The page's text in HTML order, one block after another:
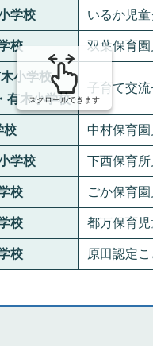
学校 いるか児
校 双葉保育
小学校
有木小学校
子育て交
校 中村保育
学校 下西保育
校 ごか保育
校 都万保育
校 原田認定
スクロールできます